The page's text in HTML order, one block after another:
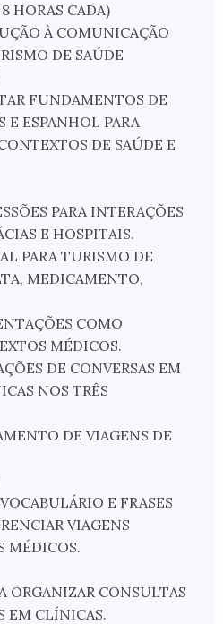
HORAS CADA)
À COMUNICAÇÃO
DE SAÚDE
FUNDAMENTOS DE
E ESPANHOL PARA
DE SAÚDE E
PARA INTERAÇÕES
E HOSPITAIS.
PARA TURISMO DE
MEDICAMENTO,
COMO
MÉDICOS.
DE CONVERSAS EM
NOS TRÊS
DE VIAGENS DE
E FRASES
VIAGENS
MÉDICOS.
ORGANIZAR CONSULTAS
EM CLÍNICAS.